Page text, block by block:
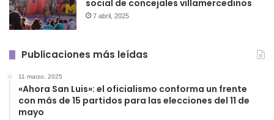
social de concejales villamercedinos
7 abril, 2025
Publicaciones más leídas
11 marzo, 2025
«Ahora San Luis»: el oficialismo conforma un frente
con más de 15 partidos para las elecciones del 11 de
mayo